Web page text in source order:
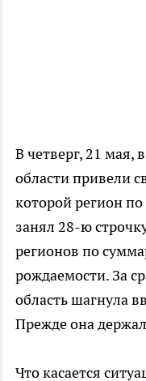
В четверг, 21 мая,
области привели
которой регион
занял 28-ю
регионов по
рождаемости. За
область шагнула
Прежде она
Что касается